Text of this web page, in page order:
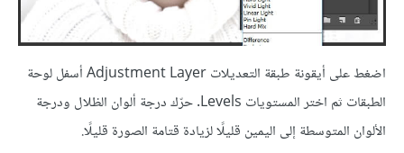
اضغط على أيقونة طبقة التعديلات Adjustment Layer أسفل لوحة
الطبقات ثم اختر المستويات Levels. حرّك درجة ألوان الظلال ودرجة
الألوان المتوسطة إلى اليمين قليلًا لزيادة قتامة الصورة قليلًا.